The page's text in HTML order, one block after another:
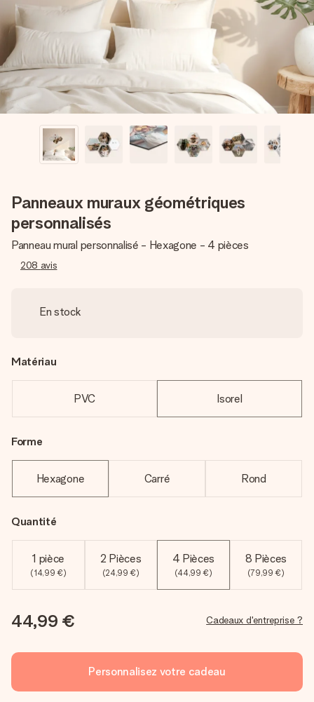
Créez quelque chose d’unique en quelques étapes – avec
son prénom, votre photo ou un message qui touche le cœur.
Sans complications, juste tout l’amour pour le moment idéal.
Panneaux muraux géométriques
personnalisés
Panneau mural personnalisé - Hexagone - 4 pièces
208 avis
En stock
Matériau
PVC Isorel
Forme
Hexagone Carré Rond
Quantité
1 pièce
(14,99 €)
2 Pièces
(24,99 €)
4 Pièces
(44,99 €)
8 Pièces
(79,99 €)
44,99 € Cadeaux d'entreprise ?
Personnalisez votre cadeau